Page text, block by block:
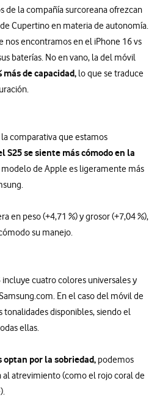
de la compañía surcoreana ofrezcan
Cupertino en materia de autonomía.
nos encontramos en el iPhone 16 vs
baterías. No en vano, la del móvil
de capacidad, lo que se traduce
comparativa que estamos
S25 se siente más cómodo en la
modelo de Apple es ligeramente más
en peso (+4,71 %) y grosor (+7,04 %),
su manejo.
cuatro colores universales y
En el caso del móvil de
disponibles, siendo el
ellas.
por la sobriedad, podemos
atrevimiento (como el rojo coral de